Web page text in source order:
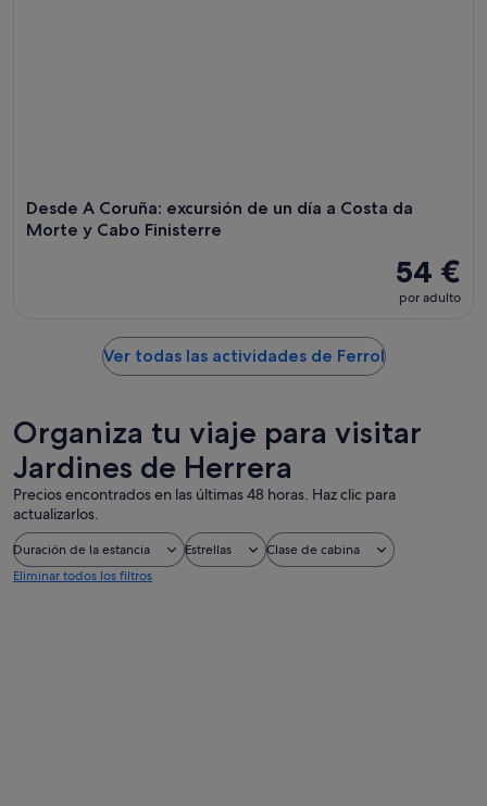
Desde A Coruña: excursión de un día a Costa da
Morte y Cabo Finisterre
54 €
por adulto
Ver todas las actividades de Ferrol
Organiza tu viaje para visitar
Jardines de Herrera
Precios encontrados en las últimas 48 horas. Haz clic para
actualizarlos.
Duración de la estancia Estrellas
Clase de cabina
Eliminar todos los filtros